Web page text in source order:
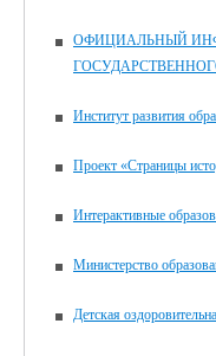
ОФИЦИАЛЬНЫЙ
Институт развития
Проект «Страницы
Интерактивные
Министерство
Детская